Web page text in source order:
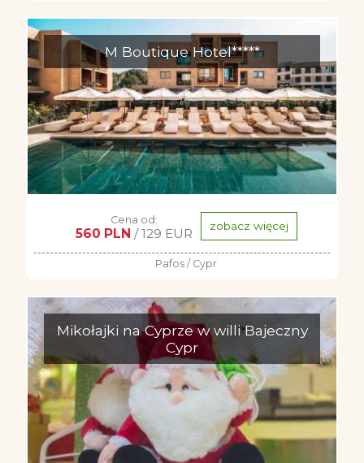
M Boutique Hotel*****
Cena od:
560 PLN / 129 EUR zobacz więcej
Pafos / Cypr
Mikołajki na Cyprze w willi Bajeczny
Cypr